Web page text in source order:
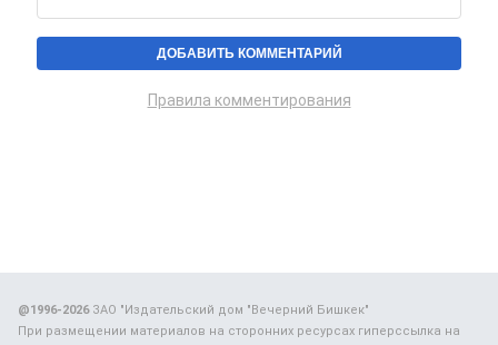
Правила комментирования
@1996-2026ЗАО "Издательский дом "Вечерний Бишкек"
При размещении материалов на сторонних ресурсах гиперссылка на